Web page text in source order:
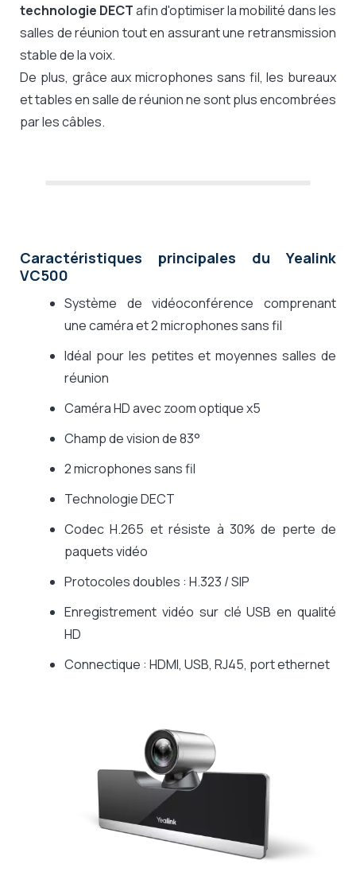
technologie DECTafin d'optimiser la mobilité dans les
salles de réunion tout en assurant une retransmission
stable de la voix.
De plus, grâce aux microphones sans fil, les bureaux
et tables en salle de réunion ne sont plus encombrées
par les câbles.
Caractéristiques principales du Yealink
VC500
Système de vidéoconférence comprenant
une caméra et 2 microphones sans fil
Idéal pour les petites et moyennes salles de
réunion
Caméra HD avec zoom optique x5
Champ de vision de 83°
2 microphones sans fil
Technologie DECT
Codec H.265 et résiste à 30% de perte de
paquets vidéo
Protocoles doubles : H.323 / SIP
Enregistrement vidéo sur clé USB en qualité
HD
Connectique : HDMI, USB, RJ45, port ethernet